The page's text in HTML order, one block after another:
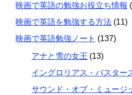
映画で英語の勉強お役立ち情報
映画で英語を勉強する方法 (11)
映画で英語勉強ノート (137)
アナと雪の女王 (13)
イングロリアス・バスター
サウンド・オブ・ミュージ